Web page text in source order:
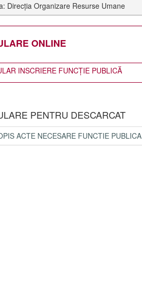
Direcția Organizare Resurse Umane
ONLINE
INSCRIERE FUNCȚIE PUBLICĂ
PENTRU DESCARCAT
ACTE NECESARE FUNCTIE PUBLICA